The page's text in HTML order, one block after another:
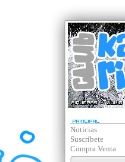
Noticias
Suscríbete
Compra Venta